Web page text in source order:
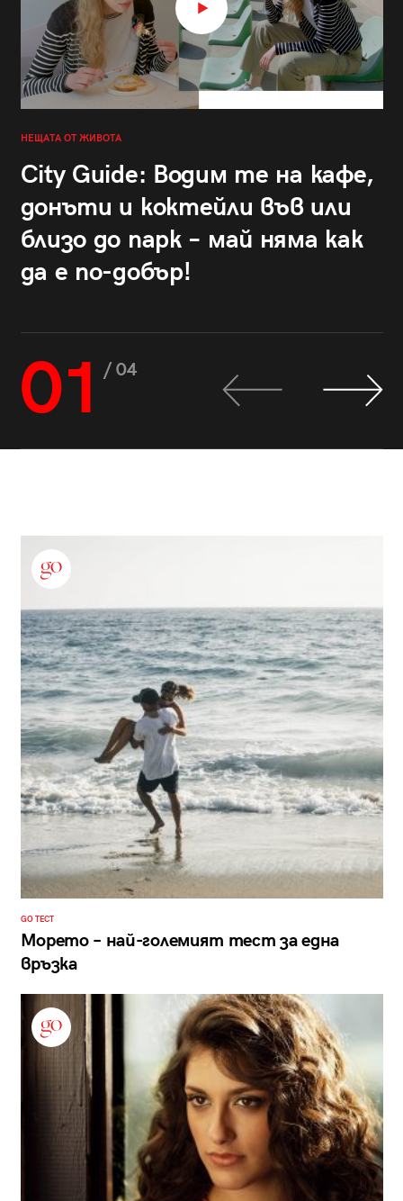
НЕЩАТА ОТ ЖИВОТА
City Guide: Водим те на кафе,
донъти и коктейли във или
близо до парк – май няма как
да е по-добър!
01 / 04
GO ТЕСТ
Морето – най-големият тест за една
връзка